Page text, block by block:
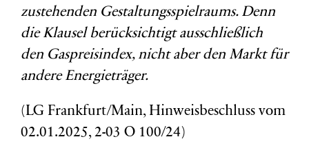
zustehenden Gestaltungsspielraums. Denn
die Klausel berücksichtigt ausschließlich
den Gaspreisindex, nicht aber den Markt für
andere Energieträger.
(LG Frankfurt/Main, Hinweisbeschluss vom
02.01.2025, 2-03 O 100/24)